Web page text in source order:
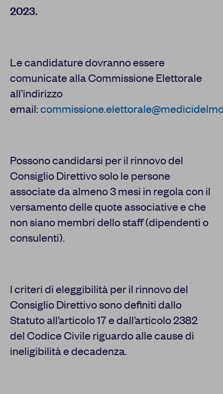
2023.
Le candidature dovranno essere
comunicate alla Commissione Elettorale
all’indirizzo
email:
Possono candidarsi per il rinnovo del
Consiglio Direttivo solo le persone
associate da almeno 3 mesi in regola con il
versamento delle quote associative e che
non siano membri dello staff (dipendenti o
consulenti).
I criteri di eleggibilità per il rinnovo del
Consiglio Direttivo sono definiti dallo
Statuto all’articolo 17 e dall’articolo 2382
del Codice Civile riguardo alle cause di
ineligibilità e decadenza.